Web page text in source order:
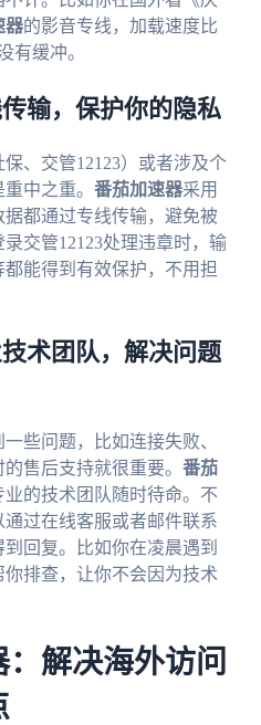
器的影音专线，加载速度比
有缓冲。
输，保护你的隐私
、交管12123）或者涉及个
中之重。 番茄加速器采用
都通过专线传输，避免被
交管12123处理违章时，输
能得到有效保护，不用担
术团队，解决问题
些问题，比如连接失败、
售后支持就很重要。 番茄
的技术团队随时待命。不
过在线客服或者邮件联系
回复。比如你在凌晨遇到
排查，让你不会因为技术
解决海外访问